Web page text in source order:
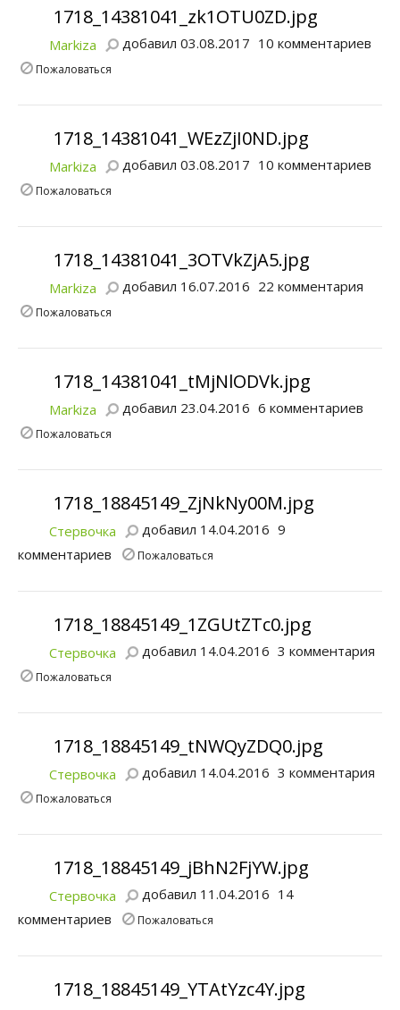
1718_14381041_zk1OTU0ZD.jpg
Markiza добавил 03.08.2017 10 комментариев
Пожаловаться
1718_14381041_WEzZjI0ND.jpg
Markiza добавил 03.08.2017 10 комментариев
Пожаловаться
1718_14381041_3OTVkZjA5.jpg
Markiza добавил 16.07.2016 22 комментария
Пожаловаться
1718_14381041_tMjNlODVk.jpg
Markiza добавил 23.04.2016 6 комментариев
Пожаловаться
1718_18845149_ZjNkNy00M.jpg
Стервочка добавил 14.04.2016 9
комментариев
Пожаловаться
1718_18845149_1ZGUtZTc0.jpg
Стервочка добавил 14.04.2016 3 комментария
Пожаловаться
1718_18845149_tNWQyZDQ0.jpg
Стервочка добавил 14.04.2016 3 комментария
Пожаловаться
1718_18845149_jBhN2FjYW.jpg
Стервочка добавил 11.04.2016 14
комментариев
Пожаловаться
1718_18845149_YTAtYzc4Y.jpg